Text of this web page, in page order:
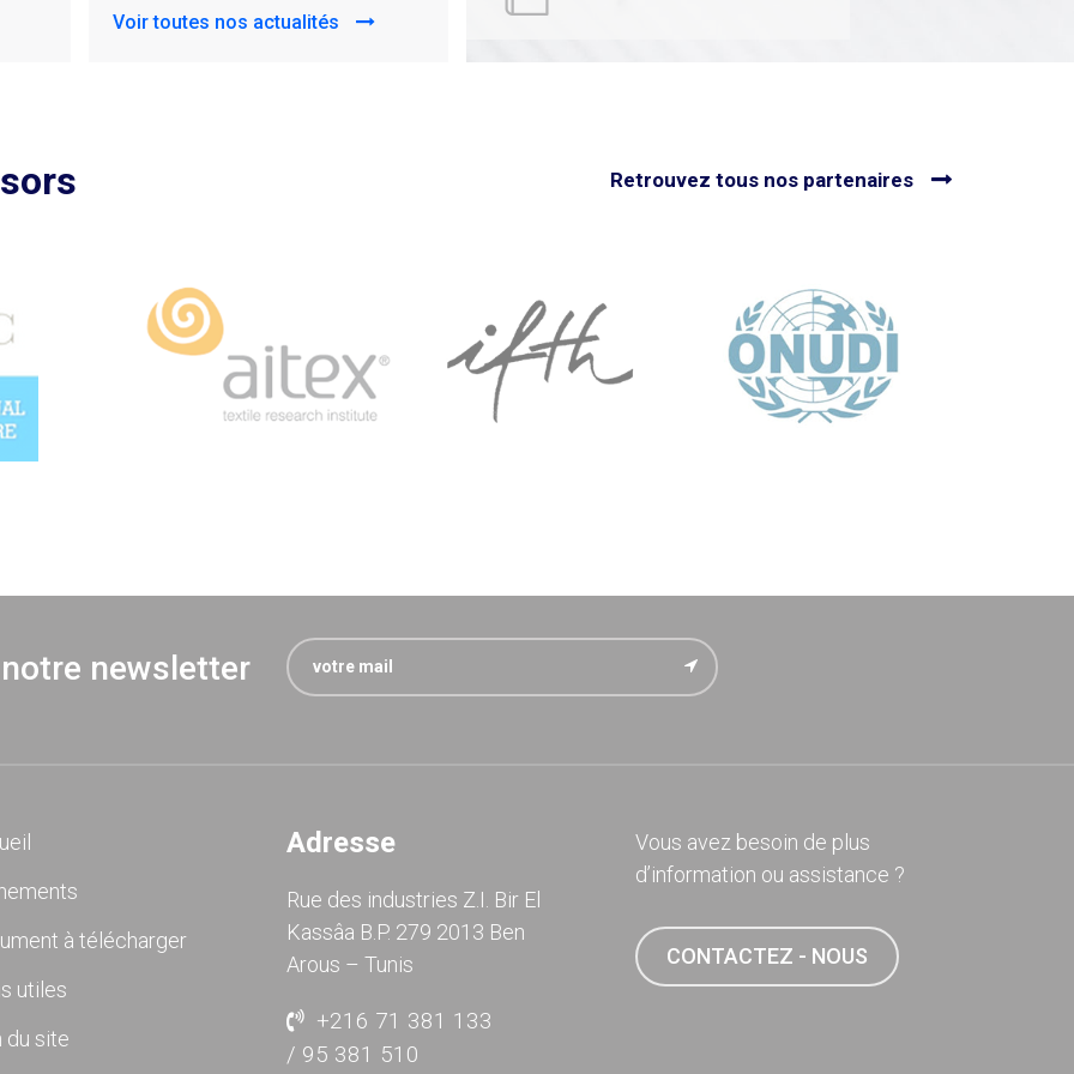
Retrouvez tous nos partenaires
newsletter
à télécharger
utiles
du site
Adresse
Rue des industries Z.I. Bir El
Kassâa B.P. 279 2013 Ben
Arous – Tunis
+216 71 381 133
/ 95 381 510
Vous avez besoin de plus
d’information ou assistance ?
CONTACTEZ - NOUS